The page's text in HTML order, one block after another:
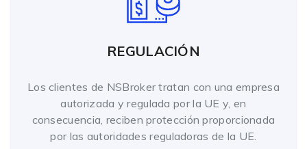
REGULACIÓN
Los clientes de NSBroker tratan con una empresa
autorizada y regulada por la UE y, en
consecuencia, reciben protección proporcionada
por las autoridades reguladoras de la UE.